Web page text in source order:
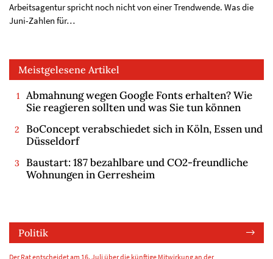
Arbeitsagentur spricht noch nicht von einer Trendwende. Was die
Juni-Zahlen für…
Meistgelesene Artikel
Abmahnung wegen Google Fonts erhalten? Wie
Sie reagieren sollten und was Sie tun können
BoConcept verabschiedet sich in Köln, Essen und
Düsseldorf
Baustart: 187 bezahlbare und CO2-freundliche
Wohnungen in Gerresheim
Politik
Der Rat entscheidet am 16. Juli über die künftige Mitwirkung an der